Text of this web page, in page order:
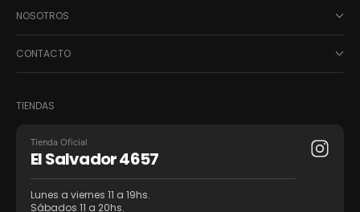
NOSOTROS
CONTACTO
TIENDAS
Tienda Oficial
El Salvador 4657
Lunes a viernes 11 a 19hs.
Sábados 11 a 20hs.